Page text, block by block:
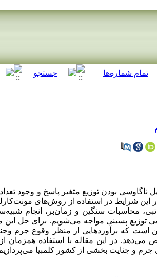
بودن توزیع متغیر پاسخ و وجود تعداد
شرایط در استفاده از روش‌های
محاسبات سنگین و زمان‌بر، انجام
توزیع پسینی مواجه می‌شویم. برای حل
است که برآوردهایی از منظر وقوع جرم
جرم و جنایت بخشی از کشور کلمبیا